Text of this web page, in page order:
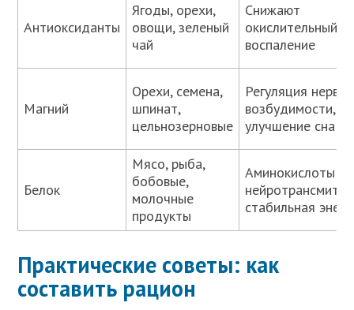
Антиоксиданты
Ягоды, орехи,
овощи, зеленый
чай
Снижают
окислительный
воспаление
Магний
Орехи, семена,
шпинат,
цельнозерновые
Регуляция
возбудимости,
улучшение сна
Белок
Мясо, рыба,
бобовые,
молочные
продукты
Аминокислоты
стабильная
Практические советы: как
составить рацион